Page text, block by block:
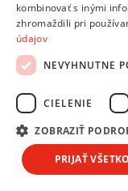
Chcem sa prihlásiť
Chcem sa registrovať
Účty vytvorené na
Alebo sa prihlás
Zadaj e-mailovú adresu:
Zadaj svoje heslo:
Zapamätať
Prihlásiť sa
kombinovať s inými
zhromaždili pri
údajov
NEVYHNUTNE
CIELENIE
ZOBRAZIŤ
PRIJAŤ VŠETKO